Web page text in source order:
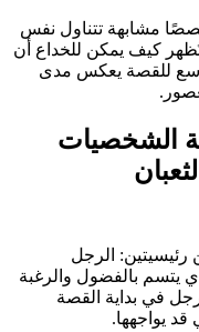
قصصًا مشابهة تتناول نفس
تُظهر كيف يمكن للخداع أن
للقصة يعكس مدى
الشخصيات
الرجل
يتسم بالفضول والرغبة
في بداية القصة
يواجهها.